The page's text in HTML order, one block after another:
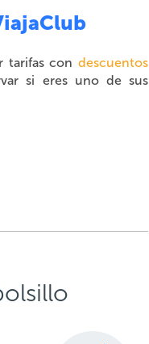
tarifas con descuentos
si eres uno de sus